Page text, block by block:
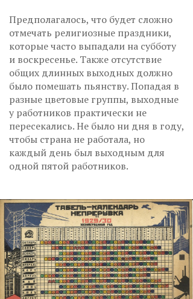
Предполагалось, что будет сложно
отмечать религиозные праздники,
которые часто выпадали на субботу
и воскресенье. Также отсутствие
общих длинных выходных должно
было помешать пьянству. Попадая в
разные цветовые группы, выходные
у работников практически не
пересекались. Не было ни дня в году,
чтобы страна не работала, но
каждый день был выходным для
одной пятой работников.